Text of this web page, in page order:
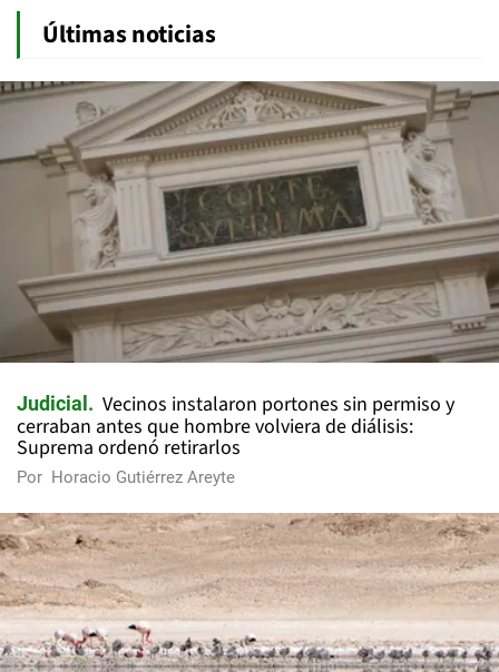
Últimas noticias
Judicial
Vecinos instalaron portones sin permiso y
cerraban antes que hombre volviera de diálisis:
Suprema ordenó retirarlos
Por Horacio Gutiérrez Areyte